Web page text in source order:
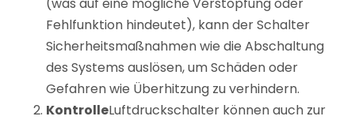
Fehlfunktion hindeutet), kann der Schalter
Sicherheitsmaßnahmen wie die Abschaltung
des Systems auslösen, um Schäden oder
Gefahren wie Überhitzung zu verhindern.
KontrolleLuftdruckschalter können auch zur